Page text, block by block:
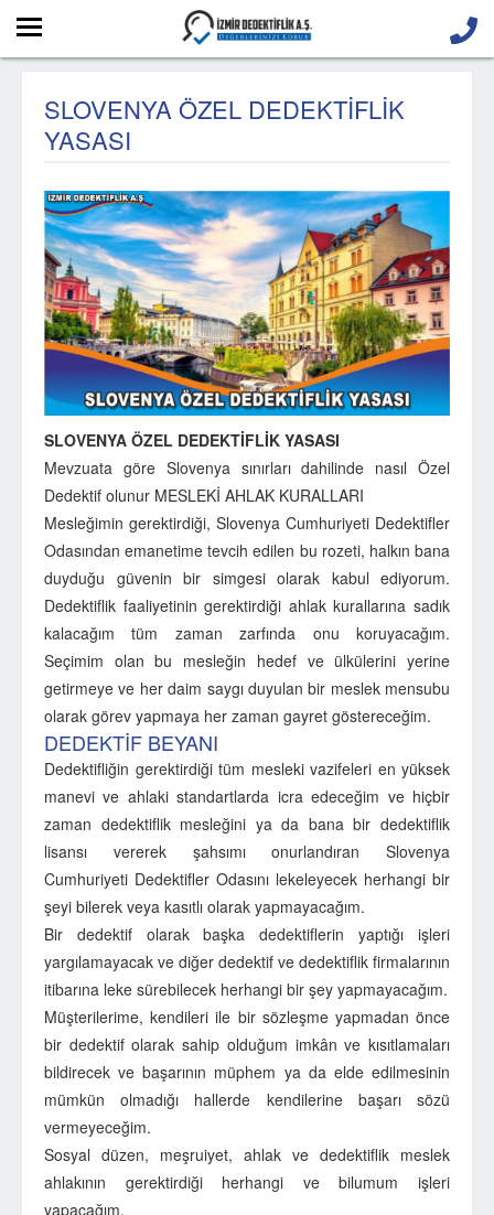
SLOVENYA ÖZEL DEDEKTİFLİK
YASASI
SLOVENYA ÖZEL DEDEKTİFLİK YASASI
Mevzuata göre Slovenya sınırları dahilinde nasıl Özel
Dedektif olunur MESLEKİ AHLAK KURALLARI
Mesleğimin gerektirdiği, Slovenya Cumhuriyeti Dedektifler
Odasından emanetime tevcih edilen bu rozeti, halkın bana
duyduğu güvenin bir simgesi olarak kabul ediyorum.
Dedektiflik faaliyetinin gerektirdiği ahlak kurallarına sadık
kalacağım tüm zaman zarfında onu koruyacağım.
Seçimim olan bu mesleğin hedef ve ülkülerini yerine
getirmeye ve her daim saygı duyulan bir meslek mensubu
olarak görev yapmaya her zaman gayret göstereceğim.
DEDEKTİF BEYANI
Dedektifliğin gerektirdiği tüm mesleki vazifeleri en yüksek
manevi ve ahlaki standartlarda icra edeceğim ve hiçbir
zaman dedektiflik mesleğini ya da bana bir dedektiflik
lisansı vererek şahsımı onurlandıran Slovenya
Cumhuriyeti Dedektifler Odasını lekeleyecek herhangi bir
şeyi bilerek veya kasıtlı olarak yapmayacağım.
Bir dedektif olarak başka dedektiflerin yaptığı işleri
yargılamayacak ve diğer dedektif ve dedektiflik firmalarının
itibarına leke sürebilecek herhangi bir şey yapmayacağım.
Müşterilerime, kendileri ile bir sözleşme yapmadan önce
bir dedektif olarak sahip olduğum imkân ve kısıtlamaları
bildirecek ve başarının müphem ya da elde edilmesinin
mümkün olmadığı hallerde kendilerine başarı sözü
vermeyeceğim.
Sosyal düzen, meşruiyet, ahlak ve dedektiflik meslek
ahlakının gerektirdiği herhangi ve bilumum işleri
yapacağım.